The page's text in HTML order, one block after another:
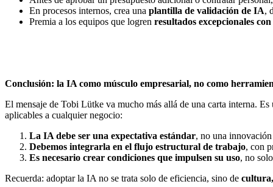
En procesos internos, crea una plantilla de validación de IA,
Premia a los equipos que logren resultados excepcionales
Conclusión: la IA como músculo empresarial, no como
El mensaje de Tobi Lütke va mucho más allá de una carta interna. Es
aplicables a cualquier negocio:
La IA debe ser una expectativa estándar, no una
Debemos integrarla en el flujo estructural de trabajo, con
Es necesario crear condiciones que impulsen su uso, no
Recuerda: adoptar la IA no se trata solo de eficiencia, sino de